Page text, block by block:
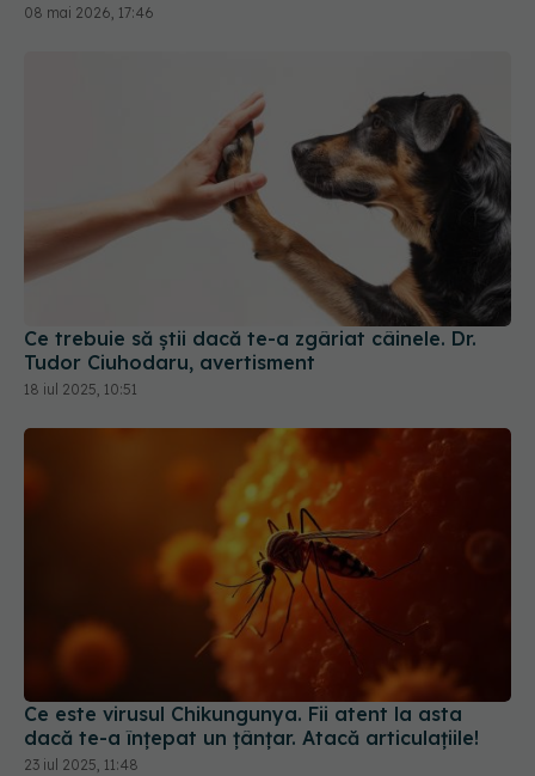
08 mai 2026, 17:46
Ce trebuie să știi dacă te-a zgâriat câinele. Dr.
Tudor Ciuhodaru, avertisment
18 iul 2025, 10:51
Ce este virusul Chikungunya. Fii atent la asta
dacă te-a înțepat un țânțar. Atacă articulațiile!
23 iul 2025, 11:48